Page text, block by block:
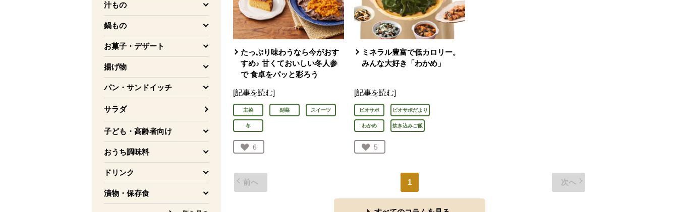
汁もの
を開く
鍋もの
を開く
お菓子・デザート
を開く
揚げ物
を開く
パン・サンドイッチ
を開く
サラダ
子ども・高齢者向け
を開く
おうち調味料
を開く
ドリンク
を開く
漬物・保存食
を開く
たっぷり味わうなら今がおす
すめ♪ 甘くておいしい冬人参
で 食卓をパッと彩ろう
[記事を読む]
主菜 副菜 スイーツ
冬
お気に入り登録：
6
人が登録
ミネラル豊富で低カロリー。
みんな大好き「わかめ」
[記事を読む]
ビオサポ ビオサポだより
わかめ 炊き込みご飯
お気に入り登録：
5
人が登録
前へ 1 次へ